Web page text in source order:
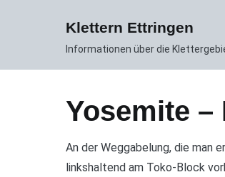
Klettern Ettringen
Informationen über die
Yosemite –
An der Weggabelung, die man
linkshaltend am Toko-Block